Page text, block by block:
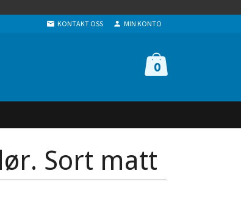
KONTAKT OSS MIN KONTO
0
Sort matt